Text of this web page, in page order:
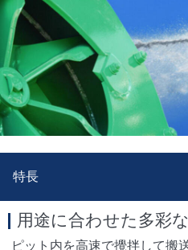
特長
用途に合わせた多彩
ピット内を高速で攪拌して搬